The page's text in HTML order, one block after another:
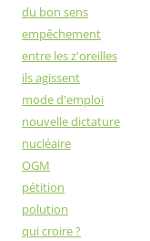
du bon sens
empêchement
entre les z'oreilles
ils agissent
mode d'emploi
nouvelle dictature
nucléaire
OGM
pétition
polution
qui croire ?